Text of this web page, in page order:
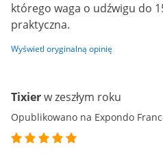
którego waga o udźwigu do
praktyczna.
Wyświetl oryginalną opinię
Tixierw zeszłym roku
Opublikowano na Expondo